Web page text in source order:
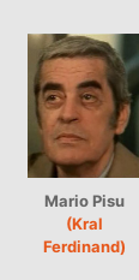
Mario Pisu
(Kral
Ferdinand)